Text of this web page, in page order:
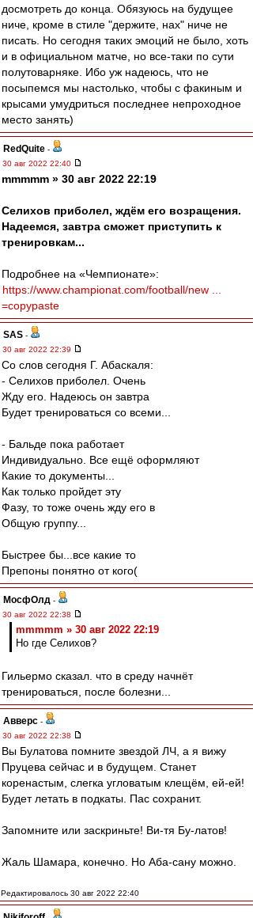
досмотреть до конца. Обязуюсь на будущее
ниче, кроме в стиле "держите, нах" ниче не
писать. Но сегодня таких эмоций не было, хоть
и в официальном матче, но все-таки по сути
полутоварняке. Ибо уж надеюсь, что не
посыпемся мы настолько, чтобы с факиным и
крысами умудриться последнее непроходное
место занять)
RedQuite -
30 авг 2022 22:40
mmmmm » 30 авг 2022 22:19
Селихов приболел, ждём его возращения.
Надеемся, завтра сможет приступить к
тренировкам...
Подробнее на «Чемпионате»:
https://www.championat.com/football/new ...
=copypaste
SAS -
30 авг 2022 22:39
Со слов сегодня Г. Абаскаля:
- Селихов приболел. Очень
Жду его. Надеюсь он завтра
Будет тренироваться со всеми...
- Бальде пока работает
Индивидуально. Все ещё оформляют
Какие то документы...
Как только пройдет эту
Фазу, то тоже очень жду его в
Общую группу...
Быстрее бы...все какие то
Препоны понятно от кого(
МосфОлд -
30 авг 2022 22:38
mmmmm » 30 авг 2022 22:19
Но где Селихов?
Гильермо сказал. что в среду начнёт
тренироваться, после болезни...
Авверс -
30 авг 2022 22:38
Вы Булатова помните звездой ЛЧ, а я вижу
Пруцева сейчас и в будущем. Станет
коренастым, слегка угловатым клещём, ей-ей!
Будет летать в подкаты. Пас сохранит.
Запомните или заскриньте! Ви-тя Бу-латов!
Жаль Шамара, конечно. Но Аба-сану можно.
Редактировалось 30 авг 2022 22:40